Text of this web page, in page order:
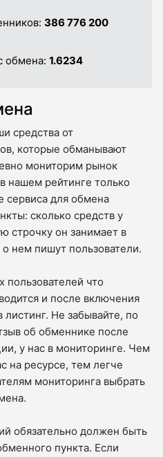
386 776 200
обмена: 1.6234
средства от
которые обманывают
мониторим рынок
нашем рейтинге только
сервиса для обмена
сколько средств у
строчку он занимает в
нем пишут пользователи.
что
и после включения
Не забывайте, по
об обменнике после
у нас в мониторинге. Чем
на ресурсе, тем легче
мониторинга выбрать
обязательно должен быть
пункта. Если